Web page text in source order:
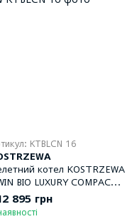
KTBLCN 16
котел KOSTRZEWA
BIO LUXURY COMPACT
16 kw
895 грн